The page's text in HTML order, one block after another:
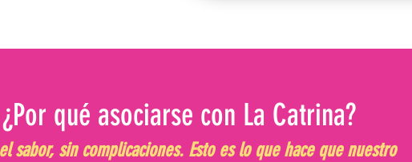
¿Por qué asociarse con La Catrina?
sabor, sin complicaciones. Esto es lo que hace que nuestro